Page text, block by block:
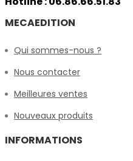
MECAEDITION
Qui sommes-nous ?
Nous contacter
Meilleures ventes
Nouveaux produits
INFORMATIONS